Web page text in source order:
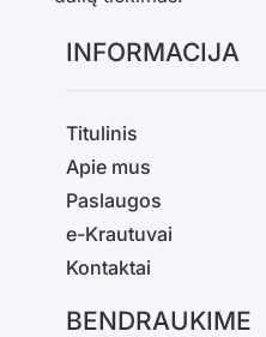
INFORMACIJA
Titulinis
Apie mus
Paslaugos
e-Krautuvai
Kontaktai
BENDRAUKIME